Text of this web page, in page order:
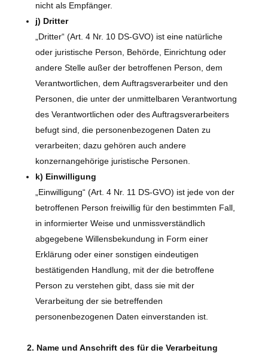
nicht als Empfänger.
j) Dritter
„Dritter“ (Art. 4 Nr. 10 DS-GVO) ist eine natürliche
oder juristische Person, Behörde, Einrichtung oder
andere Stelle außer der betroffenen Person, dem
Verantwortlichen, dem Auftragsverarbeiter und den
Personen, die unter der unmittelbaren Verantwortung
des Verantwortlichen oder des Auftragsverarbeiters
befugt sind, die personenbezogenen Daten zu
verarbeiten; dazu gehören auch andere
konzernangehörige juristische Personen.
k) Einwilligung
„Einwilligung“ (Art. 4 Nr. 11 DS-GVO) ist jede von der
betroffenen Person freiwillig für den bestimmten Fall,
in informierter Weise und unmissverständlich
abgegebene Willensbekundung in Form einer
Erklärung oder einer sonstigen eindeutigen
bestätigenden Handlung, mit der die betroffene
Person zu verstehen gibt, dass sie mit der
Verarbeitung der sie betreffenden
personenbezogenen Daten einverstanden ist.
2. Name und Anschrift des für die Verarbeitung